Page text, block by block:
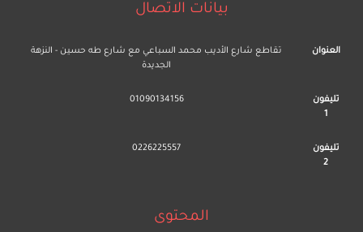
بيانات الاتصال
العنوان
تقاطع شارع الأديب محمد السباعي مع شارع طه حسين - النزهة
الجديدة
تليفون
1
01090134156
تليفون
2
0226225557
المحتوى